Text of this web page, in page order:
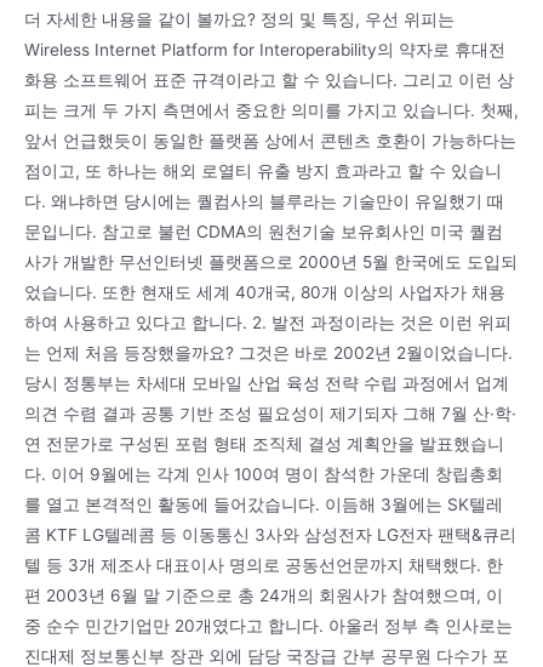
더 자세한 내용을 같이 볼까요? 정의 및 특징, 우선 위피는
Wireless Internet Platform for Interoperability의 약자로 휴대전
화용 소프트웨어 표준 규격이라고 할 수 있습니다. 그리고 이런 상
피는 크게 두 가지 측면에서 중요한 의미를 가지고 있습니다. 첫째,
앞서 언급했듯이 동일한 플랫폼 상에서 콘텐츠 호환이 가능하다는
점이고, 또 하나는 해외 로열티 유출 방지 효과라고 할 수 있습니
다. 왜냐하면 당시에는 퀄컴사의 블루라는 기술만이 유일했기 때
문입니다. 참고로 불런 CDMA의 원천기술 보유회사인 미국 퀄컴
사가 개발한 무선인터넷 플랫폼으로 2000년 5월 한국에도 도입되
었습니다. 또한 현재도 세계 40개국, 80개 이상의 사업자가 채용
하여 사용하고 있다고 합니다. 2. 발전 과정이라는 것은 이런 위피
는 언제 처음 등장했을까요? 그것은 바로 2002년 2월이었습니다.
당시 정통부는 차세대 모바일 산업 육성 전략 수립 과정에서 업계
의견 수렴 결과 공통 기반 조성 필요성이 제기되자 그해 7월 산·학·
연 전문가로 구성된 포럼 형태 조직체 결성 계획안을 발표했습니
다. 이어 9월에는 각계 인사 100여 명이 참석한 가운데 창립총회
를 열고 본격적인 활동에 들어갔습니다. 이듬해 3월에는 SK텔레
콤 KTF LG텔레콤 등 이동통신 3사와 삼성전자 LG전자 팬택&큐리
텔 등 3개 제조사 대표이사 명의로 공동선언문까지 채택했다. 한
편 2003년 6월 말 기준으로 총 24개의 회원사가 참여했으며, 이
중 순수 민간기업만 20개였다고 합니다. 아울러 정부 측 인사로는
진대제 정보통신부 장관 외에 담당 국장급 간부 공무원 다수가 포